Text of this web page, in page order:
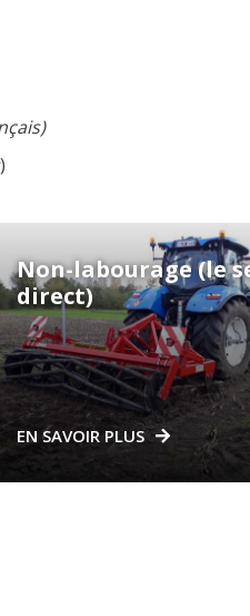
)
Non-labourage (le
direct)
EN SAVOIR PLUS